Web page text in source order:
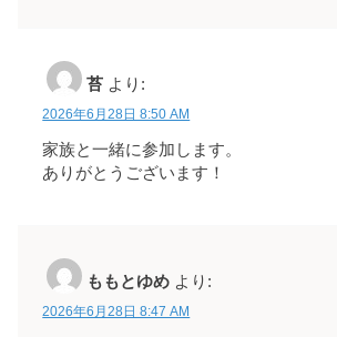
苔 より:
2026年6月28日 8:50 AM
家族と一緒に参加します。
ありがとうございます！
ももとゆめ より:
2026年6月28日 8:47 AM